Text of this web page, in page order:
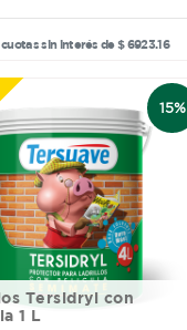
sin interés de $ 6923.16
15%
1 L